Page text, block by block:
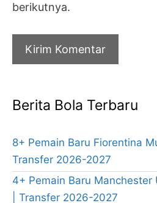
berikutnya.
Berita Bola Terbaru
8+ Pemain Baru Fiorentina
Transfer 2026-2027
4+ Pemain Baru Manchester
| Transfer 2026-2027